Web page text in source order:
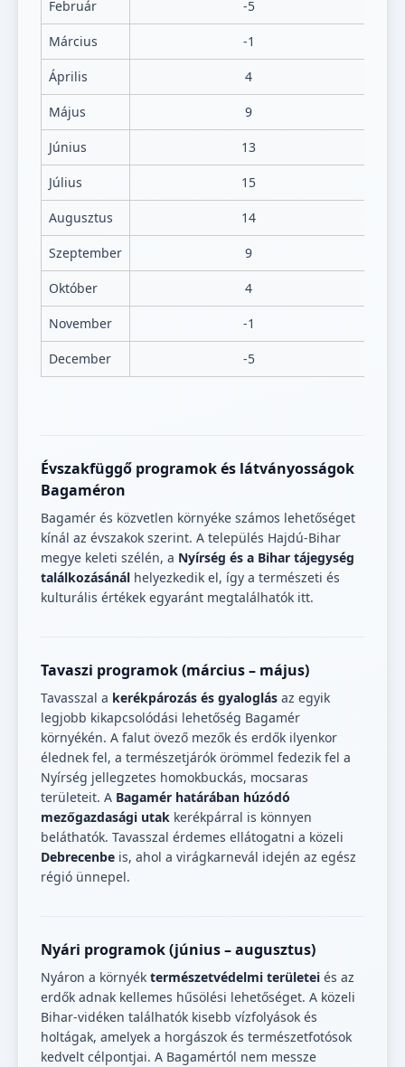
Február -5
Március -1
Április 4
Május 9
Június 13
Július 15
Augusztus 14
Szeptember 9
Október 4
November -1
December -5
Évszakfüggő programok és látványosságok
Bagaméron
Bagamér és közvetlen környéke számos lehetőséget
kínál az évszakok szerint. A település Hajdú-Bihar
megye keleti szélén, a Nyírség és a Bihar tájegység
találkozásánál helyezkedik el, így a természeti és
kulturális értékek egyaránt megtalálhatók itt.
Tavaszi programok (március – május)
Tavasszal a kerékpározás és gyaloglás az egyik
legjobb kikapcsolódási lehetőség Bagamér
környékén. A falut övező mezők és erdők ilyenkor
élednek fel, a természetjárók örömmel fedezik fel a
Nyírség jellegzetes homokbuckás, mocsaras
területeit. A Bagamér határában húzódó
mezőgazdasági utak kerékpárral is könnyen
beláthatók. Tavasszal érdemes ellátogatni a közeli
Debrecenbe is, ahol a virágkarnevál idején az egész
régió ünnepel.
Nyári programok (június – augusztus)
Nyáron a környék természetvédelmi területei és az
erdők adnak kellemes hűsölési lehetőséget. A közeli
Bihar-vidéken találhatók kisebb vízfolyások és
holtágak, amelyek a horgászok és természetfotósok
kedvelt célpontjai. A Bagamértól nem messze